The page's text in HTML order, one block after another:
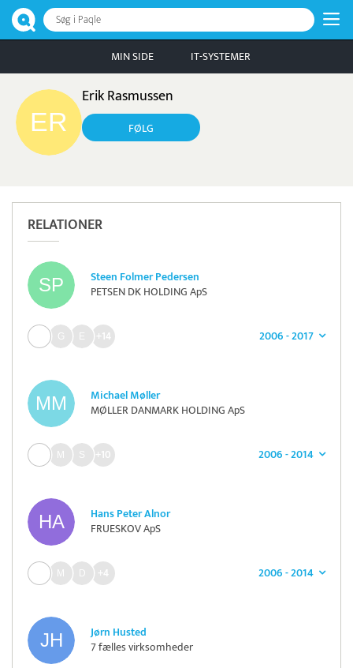
Søg i Paqle
MIN SIDE IT-SYSTEMER
Erik Rasmussen
FØLG
RELATIONER
Steen Folmer Pedersen
PETSEN DK HOLDING ApS
2006 - 2017
+14
Michael Møller
MØLLER DANMARK HOLDING ApS
2006 - 2014
+10
Hans Peter Alnor
FRUESKOV ApS
2006 - 2014
+4
Jørn Husted
7 fælles virksomheder